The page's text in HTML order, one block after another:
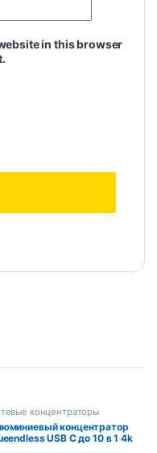
in this browser
концентраторы
концентратор
USB C до 10 в 1 4k